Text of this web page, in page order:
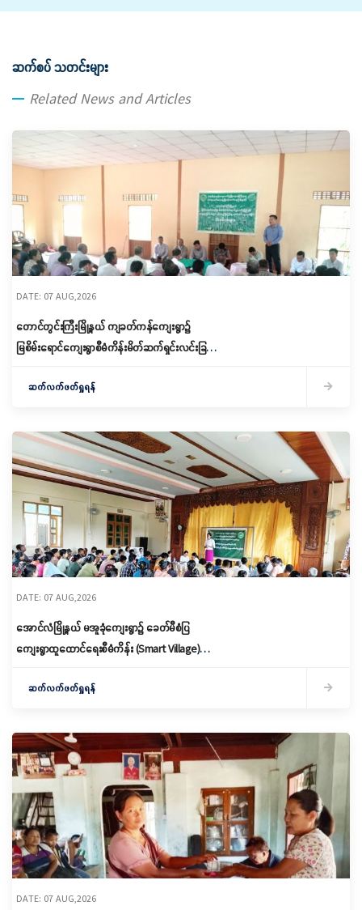
ဆက်စပ် သတင်းများ
Related News and Articles
DATE: 07 AUG,2026
တောင်တွင်းကြီးမြို့နယ် ကျခတ်ကန်ကျေးရွာ၌
မြစိမ်းရောင်ကျေးရွာစီမံကိန်းမိတ်ဆက်ရှင်းလင်းခြင်း
ဆက်လက်ဖတ်ရှုရန်
DATE: 07 AUG,2026
အောင်လံမြို့နယ် မအူခုံကျေးရွာ၌ ခေတ်မီစံပြ
ကျေးရွာထူထောင်ရေးစီမံကိန်း (Smart Village)
ဆက်လက်ဖတ်ရှုရန်
DATE: 07 AUG,2026